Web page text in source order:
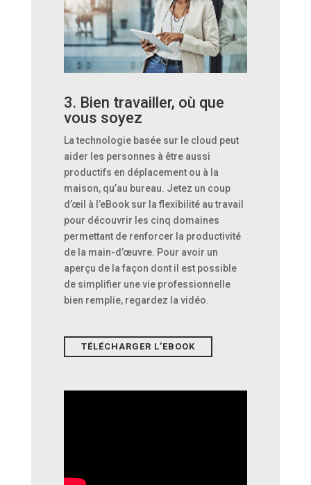
3. Bien travailler, où que
vous soyez
La technologie basée sur le cloud peut
aider les personnes à être aussi
productifs en déplacement ou à la
maison, qu’au bureau. Jetez un coup
d’œil à l’eBook sur la flexibilité au travail
pour découvrir les cinq domaines
permettant de renforcer la productivité
de la main-d’œuvre. Pour avoir un
aperçu de la façon dont il est possible
de simplifier une vie professionnelle
bien remplie, regardez la vidéo.
TÉLÉCHARGER L’EBOOK